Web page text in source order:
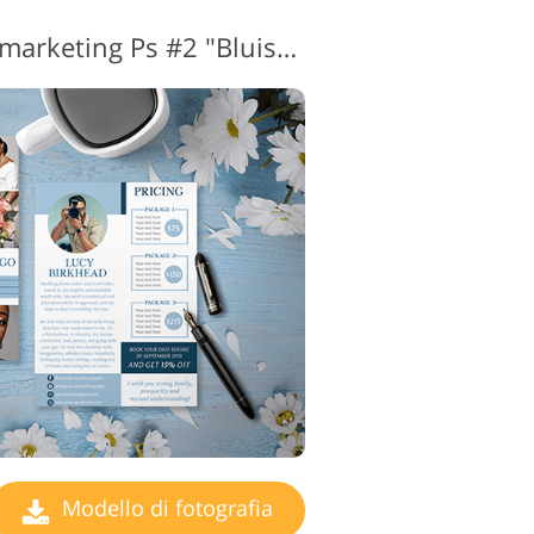
video Modello gratuito di marketing Ps #2 "Bluish Price List"
Modello di fotografia